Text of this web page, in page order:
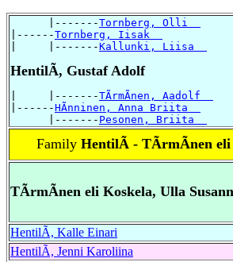
      |-------
Tornberg, Olli
|------Tornberg, Iisak
|     |-------Kallunki, Liisa
HentilÃ, Gustaf Adolf
|     |-------TÃrmÃnen, Aadolf
|------HÃnninen, Anna Briita
      |-------
Pesonen, Briita
Family HentilÃ - TÃrmÃnen eli
TÃrmÃnen eli Koskela, Ulla
HentilÃ, Kalle Einari
HentilÃ, Jenni Karoliina